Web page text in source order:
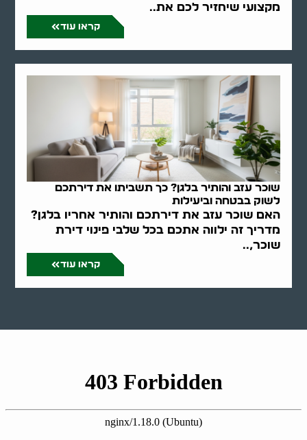
מקצועי שיחזיר לכם את..
קראו עוד
שוכר עזב והותיר בלגן? כך תשביתו את דירתכם
לשוק בבטחה וביעילות
האם שוכר עזב את דירתכם והותיר אחריו בלגן?
מדריך זה ילווה אתכם בכל שלבי פינוי דירת
שוכר,..
קראו עוד